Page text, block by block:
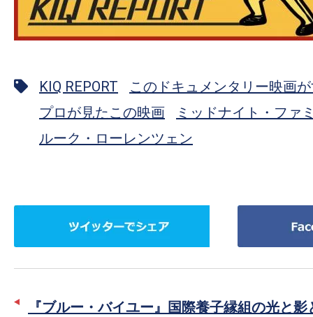
KIQ REPORT
このドキュメンタリー映画
プロが見たこの映画
ミッドナイト・ファ
ルーク・ローレンツェン
ー
ア
『ブルー・バイユー』国際養子縁組の光と